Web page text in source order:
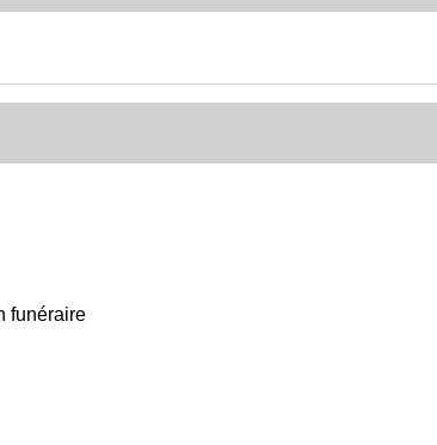
funéraire